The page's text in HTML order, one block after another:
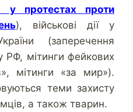
у протестах проти
), військові дії у
(заперечення
РФ, мітинги фейкових
мітинги «за мир»).
теми захисту
а також тварин.